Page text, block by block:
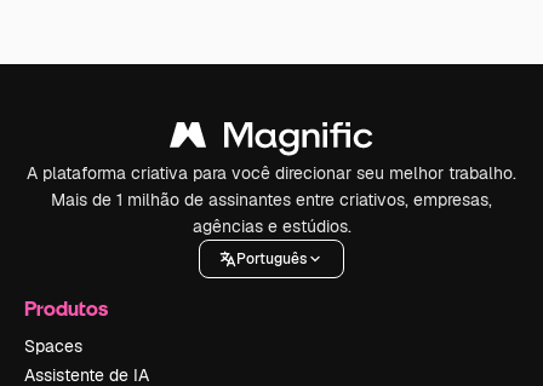
A plataforma criativa para você direcionar seu melhor trabalho.
Mais de 1 milhão de assinantes entre criativos, empresas,
agências e estúdios.
Português
Produtos
Spaces
Assistente de IA